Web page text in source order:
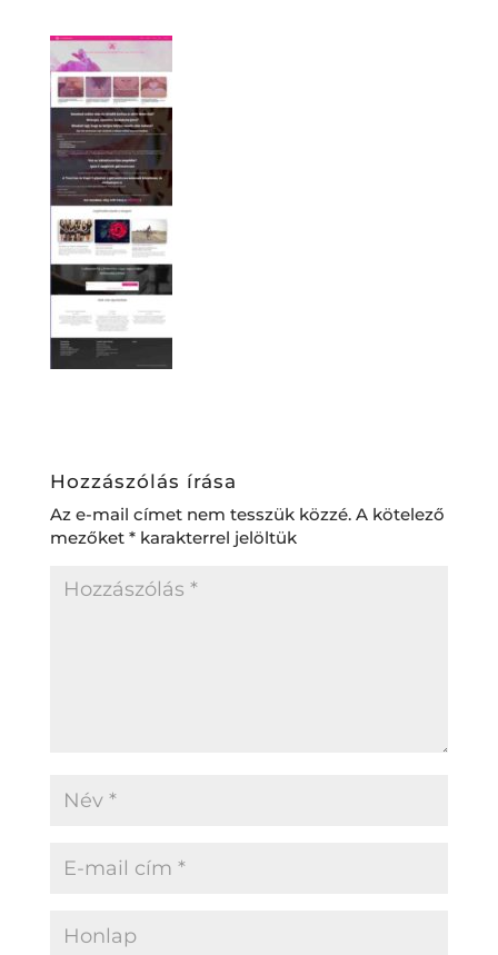
Hozzászólás írása
Az e-mail címet nem tesszük közzé. A kötelező
mezőket *karakterrel jelöltük